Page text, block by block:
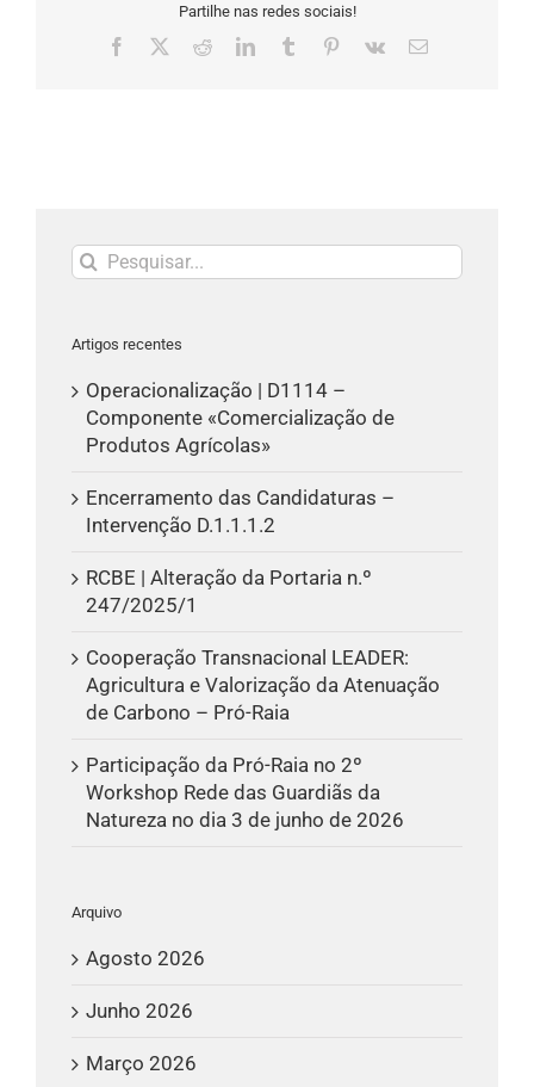
Partilhe nas redes sociais!
Facebook RedditLinkedInTumblr Pinterest
Vk
Email
Pesquisar
Artigos recentes
Operacionalização | D1114 –
Componente «Comercialização de
Produtos Agrícolas»
Encerramento das Candidaturas –
Intervenção D.1.1.1.2
RCBE | Alteração da Portaria n.º
247/2025/1
Cooperação Transnacional LEADER:
Agricultura e Valorização da Atenuação
de Carbono – Pró-Raia
Participação da Pró-Raia no 2º
Workshop Rede das Guardiãs da
Natureza no dia 3 de junho de 2026
Arquivo
Agosto 2026
Junho 2026
Março 2026